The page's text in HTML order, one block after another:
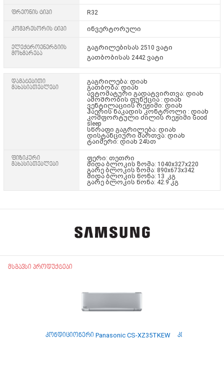
ფრეონის ტიპი R32
კომპრესორის ტიპი ინვერტორული
ელექტროენერგიის
მოხმარება
გაგრილებისას 2510 ვატი
გათბობისას 2442 ვატი
დამატებითი
მახასიათებლები
გაგრილება: დიახ
გათბობა: დიახ
ავტომატური გადატვირთვა: დიახ
ამოშრობის ფუნქცია : დიახ
ვენტილაციის რეჟიმი: დიახ
ჰაერის ნაკადის კონტროლი : დიახ
კომფორტული ძილის რეჟიმი Good
sleep
სწრაფი გაგრილება: დიახ
დისტანციური მართვა: დიახ
ტაიმერი: დიახ 24სთ
ფიზიკური
მახასიათებლები
ფერი: თეთრი
შიდა ბლოკის ზომა: 1040x327x220
გარე ბლოკის ზომა: 890x673x342
შიდა ბლოკის წონა: 13 კგ
გარე ბლოკის წონა: 42.9 კგ
მსგავსი პროდუქტები
კონდიციონერი Panasonic CS-XZ35TKEW კონდიციონერი